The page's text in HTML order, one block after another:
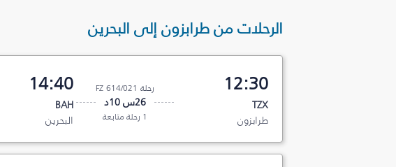
الرحلات من طرابزون إلى البحرين
12:30
TZX
طرابزون
رحلة FZ 614/021
26س 10د
1 رحلة متابعة
14:40
BAH
البحرين